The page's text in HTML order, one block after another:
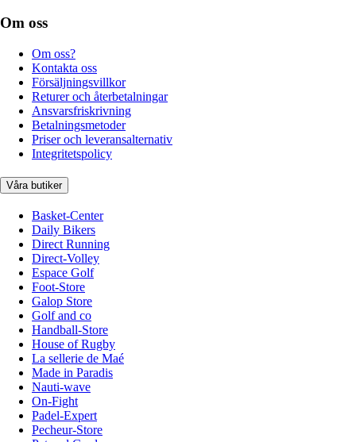
Om oss
Om oss?
Kontakta oss
Försäljningsvillkor
Returer och återbetalningar
Ansvarsfriskrivning
Betalningsmetoder
Priser och leveransalternativ
Integritetspolicy
Våra butiker
Basket-Center
Daily Bikers
Direct Running
Direct-Volley
Espace Golf
Foot-Store
Galop Store
Golf and co
Handball-Store
House of Rugby
La sellerie de Maé
Made in Paradis
Nauti-wave
On-Fight
Padel-Expert
Pecheur-Store